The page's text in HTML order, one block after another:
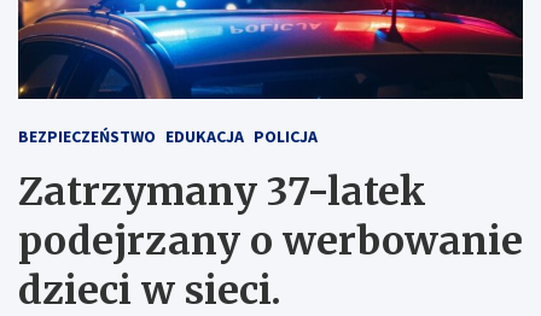
BEZPIECZEŃSTWO EDUKACJA POLICJA
Zatrzymany 37-latek
podejrzany o werbowanie
dzieci w sieci.